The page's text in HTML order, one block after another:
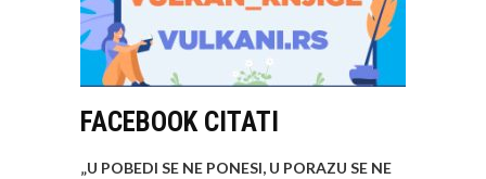
FACEBOOK CITATI
„U POBEDI SE NE PONESI, U PORAZU SE NE